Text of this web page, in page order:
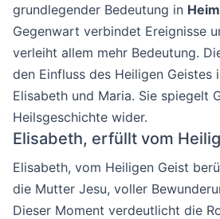
grundlegender Bedeutung in
Gegenwart verbindet Ereignisse
verleiht allem mehr Bedeutung.
den Einfluss des Heiligen Geistes
Elisabeth und Maria. Sie spiegelt
Heilsgeschichte wider.
Elisabeth, erfüllt vom
Elisabeth, vom Heiligen Geist
die Mutter Jesu, voller
Dieser Moment verdeutlicht die